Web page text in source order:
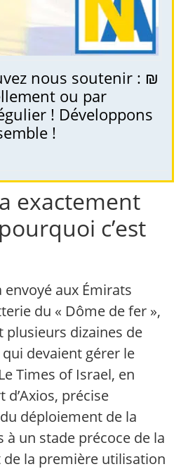
nous soutenir : ₪
ou par
! Développons
!
exactement
c’est
envoyé aux Émirats
du « Dôme de fer »,
plusieurs dizaines de
devaient gérer le
Times of Israel, en
précise
déploiement de la
à un stade précoce de la
de la première utilisation